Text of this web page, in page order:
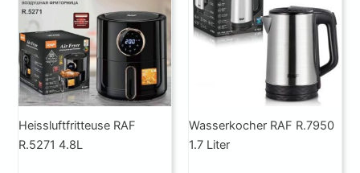
Heissluftfritteuse RAF
R.5271 4.8L
Wasserkocher RAF R.7950
1.7 Liter